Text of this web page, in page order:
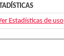
Estadísticas de uso